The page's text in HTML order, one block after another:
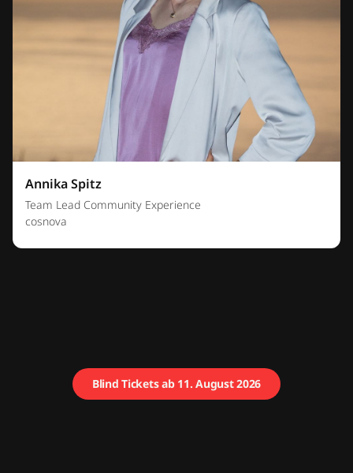
Annika Spitz
Team Lead Community Experience
cosnova
Blind Tickets ab 11. August 2026